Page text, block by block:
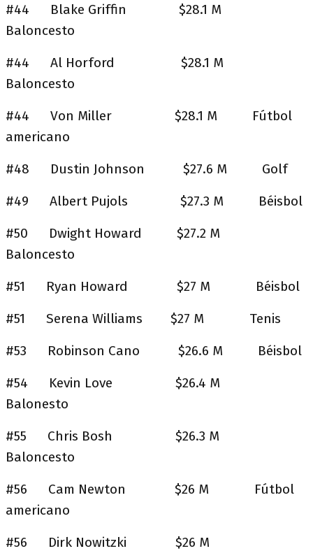
#44 Blake Griffin $28.1 M
Baloncesto
#44 Al Horford $28.1 M
Baloncesto
#44 Von Miller $28.1 M Fútbol
americano
#48 Dustin Johnson $27.6 M Golf
#49 Albert Pujols $27.3 M Béisbol
#50 Dwight Howard $27.2 M
Baloncesto
#51 Ryan Howard $27 M Béisbol
#51 Serena Williams $27 M Tenis
#53 Robinson Cano $26.6 M Béisbol
#54 Kevin Love $26.4 M
Balonesto
#55 Chris Bosh $26.3 M
Baloncesto
#56 Cam Newton $26 M Fútbol
americano
#56 Dirk Nowitzki $26 M